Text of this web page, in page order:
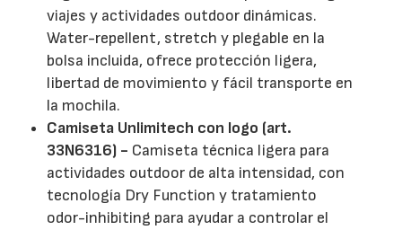
viajes y actividades outdoor dinámicas.
Water-repellent, stretch y plegable en la
bolsa incluida, ofrece protección ligera,
libertad de movimiento y fácil transporte en
la mochila.
Camiseta Unlimitech con logo (art.
33N6316) - Camiseta técnica ligera para
actividades outdoor de alta intensidad, con
tecnología Dry Function y tratamiento
odor-inhibiting para ayudar a controlar el